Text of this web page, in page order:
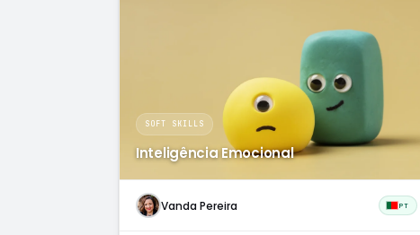
SOFT SKILLS
Inteligência Emocional
Vanda Pereira PT